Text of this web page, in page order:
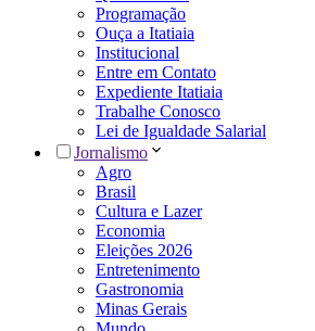
Programação
Ouça a Itatiaia
Institucional
Entre em Contato
Expediente Itatiaia
Trabalhe Conosco
Lei de Igualdade Salarial
Jornalismo
Agro
Brasil
Cultura e Lazer
Economia
Eleições 2026
Entretenimento
Gastronomia
Minas Gerais